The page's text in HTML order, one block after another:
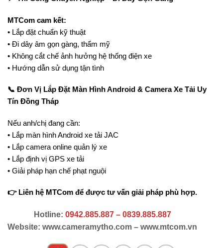
MTCom cam kết:
• Lắp đặt chuẩn kỹ thuật
• Đi dây âm gọn gàng, thẩm mỹ
• Không cắt chế ảnh hưởng hệ thống điện xe
• Hướng dẫn sử dụng tận tình
📞 Đơn Vị Lắp Đặt Màn Hình Android & Camera Xe Tải Uy
Tín Đồng Tháp
Nếu anh/chị đang cần:
• Lắp màn hình Android xe tải JAC
• Lắp camera online quản lý xe
• Lắp định vị GPS xe tải
• Giải pháp hạn chế phạt nguội
👉 Liên hệ MTCom để được tư vấn giải pháp phù hợp.
Hotline: 0942.885.887 – 0839.885.887
Website: www.cameramytho.com – www.mtcom.vn